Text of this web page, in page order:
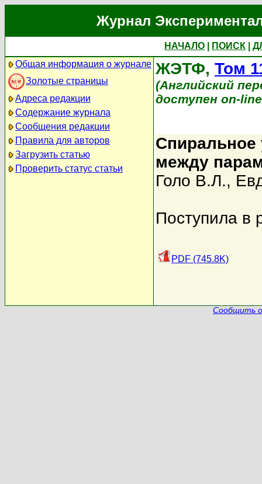
Журнал
НАЧАЛО ПОИСК
Общая информация о журнале
Золотые страницы
Адреса редакции
Содержание журнала
Сообщения редакции
Правила для авторов
Загрузить статью
Проверить статус статьи
ЖЭТФ, Том
(Английский
доступен on-
Спиральное
между
Голо В.Л.,
Поступила в
PDF (745.8K)
Сообщить о